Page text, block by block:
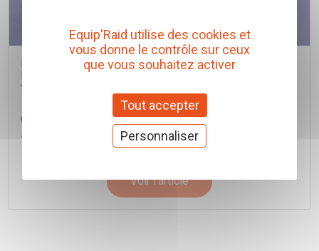
BOCAL DE LAVE GLACE D'ORIGINE POUR TOYOTA
TOYOTA
76,76 € TTC (Prix pour 1 Pièce)
Voir l'article
Equip'Raid utilise des cookies et
vous donne le contrôle sur ceux
que vous souhaitez activer
Tout accepter
Personnaliser